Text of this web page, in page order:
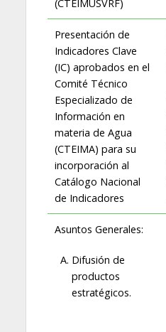
(CTEIMUSVRF)
Presentación de
Indicadores Clave
(IC) aprobados en el
Comité Técnico
Especializado de
Información en
materia de Agua
(CTEIMA) para su
incorporación al
Catálogo Nacional
de Indicadores
Asuntos Generales:
Difusión de
productos
estratégicos.